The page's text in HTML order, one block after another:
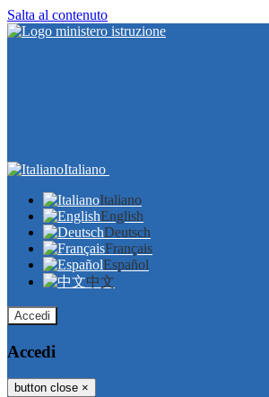
Salta al contenuto
Italiano
Italiano
English
Deutsch
Français
Español
中文
Accedi
Accedi
button close ×